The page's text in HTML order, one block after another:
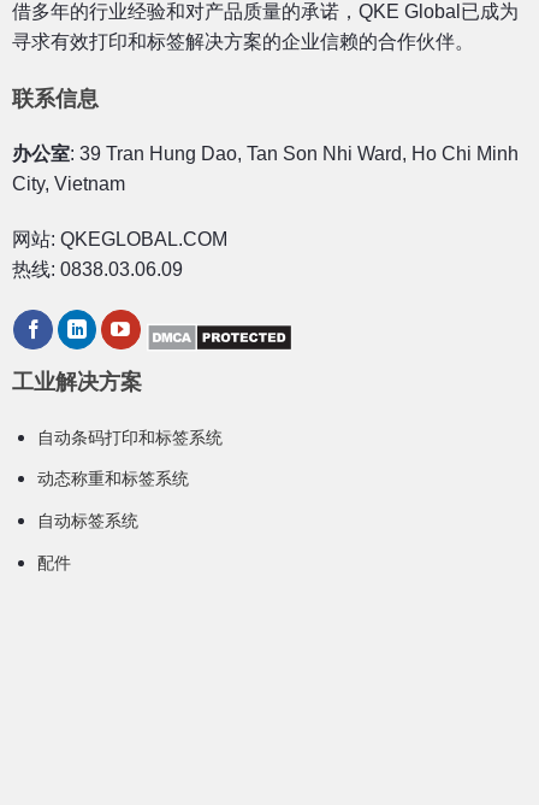
借多年的行业经验和对产品质量的承诺，QKE Global已成为
寻求有效打印和标签解决方案的企业信赖的合作伙伴。
联系信息
办公室: 39 Tran Hung Dao, Tan Son Nhi Ward, Ho Chi Minh
City, Vietnam
网站: QKEGLOBAL.COM
热线: 0838.03.06.09
工业解决方案
自动条码打印和标签系统
动态称重和标签系统
自动标签系统
配件